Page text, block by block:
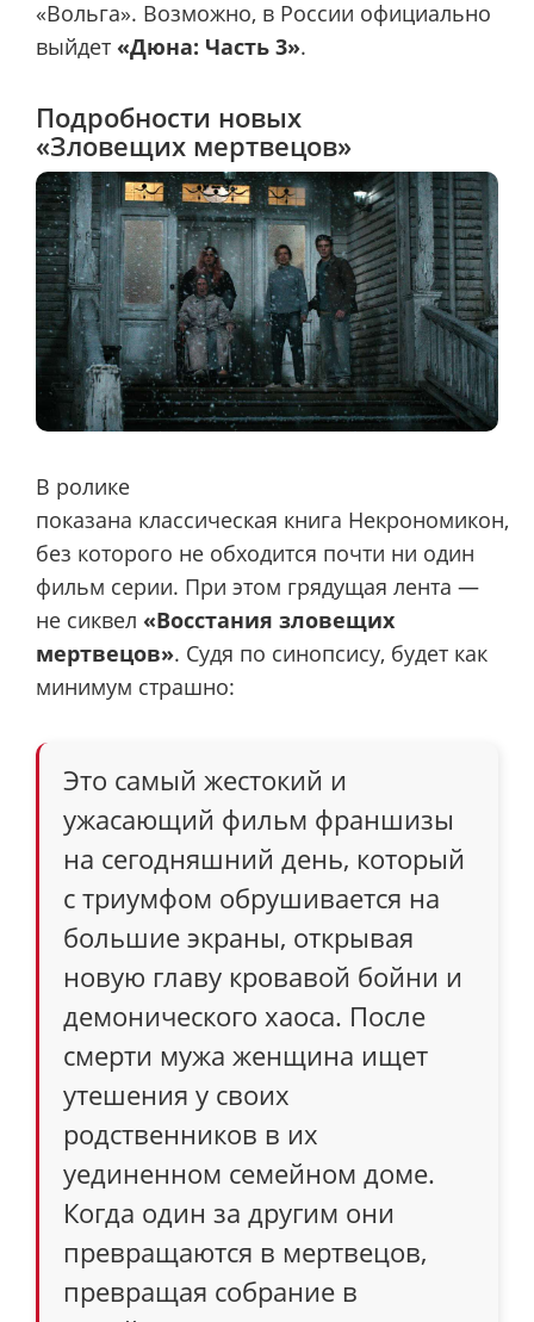
«Вольга». Возможно, в России официально
выйдет «Дюна: Часть 3».
Подробности новых
«Зловещих мертвецов»
В ролике
показана классическая книга Некрономикон,
без которого не обходится почти ни один
фильм серии. При этом грядущая лента —
не сиквел «Восстания зловещих
мертвецов». Судя по синопсису, будет как
минимум страшно:
Это самый жестокий и
ужасающий фильм франшизы
на сегодняшний день, который
с триумфом обрушивается на
большие экраны, открывая
новую главу кровавой бойни и
демонического хаоса. После
смерти мужа женщина ищет
утешения у своих
родственников в их
уединенном семейном доме.
Когда один за другим они
превращаются в мертвецов,
превращая собрание в